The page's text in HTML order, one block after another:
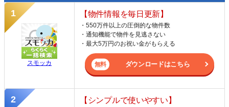
スモッカ
【物件情報を毎日更新】
・550万件以上の圧倒的な物件数
・通知機能で物件を見逃さない
・最大5万円のお祝い金がもらえる
ダウンロードはこちら
【シンプルで使いやすい】